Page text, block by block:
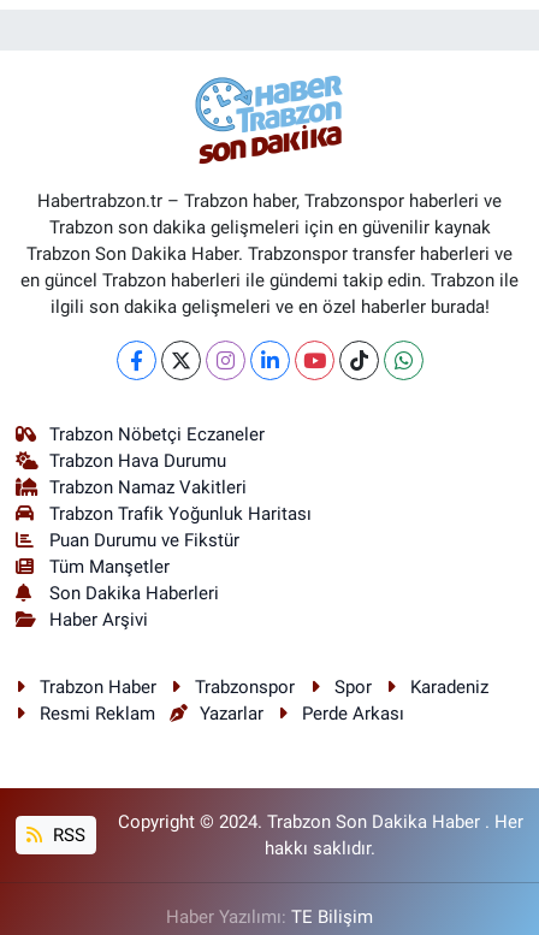
Habertrabzon.tr – Trabzon haber, Trabzonspor haberleri ve
Trabzon son dakika gelişmeleri için en güvenilir kaynak
Trabzon Son Dakika Haber. Trabzonspor transfer haberleri ve
en güncel Trabzon haberleri ile gündemi takip edin. Trabzon ile
ilgili son dakika gelişmeleri ve en özel haberler burada!
Trabzon Nöbetçi Eczaneler
Trabzon Hava Durumu
Trabzon Namaz Vakitleri
Trabzon Trafik Yoğunluk Haritası
Puan Durumu ve Fikstür
Tüm Manşetler
Son Dakika Haberleri
Haber Arşivi
Trabzon Haber Trabzonspor Spor
Karadeniz
Resmi Reklam
Yazarlar Perde Arkası
RSS
Copyright © 2024. Trabzon Son Dakika Haber . Her
hakkı saklıdır.
Haber Yazılımı: TE Bilişim